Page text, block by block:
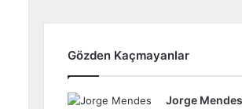
Gözden Kaçmayanlar
Jorge